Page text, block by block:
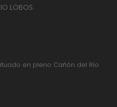
LOBOS.
en pleno Cañón del Río